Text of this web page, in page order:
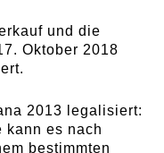
und die
Oktober 2018
2013 legalisiert:
kann es nach
bestimmten